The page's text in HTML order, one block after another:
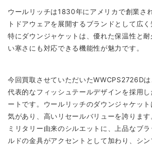
ウールリッチは1830年にアメリカで創業さ
トドアウェアを展開するブランドとして広く
特にダウンジャケットは、優れた保温性と
い寒さにも対応できる機能性が魅力です。
今回買取させていただいたWWCPS2726D
代表的なフィッシュテールデザインを採用
ートです。ウールリッチのダウンジャケッ
気があり、高いリセールバリューを誇ります
ミリタリー由来のシルエットに、上品なブ
ルドの金具がアクセントとして加わり、シ